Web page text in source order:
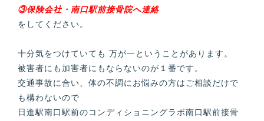
③保険会社・南口駅前接骨院へ連絡
をしてください。
十分気をつけていても 万が一ということがあります。
被害者にも加害者にもならないのが１番です。
交通事故に合い、体の不調にお悩みの方はご相談だけで
も構わないので
日進駅南口駅前のコンディショニングラボ南口駅前接骨